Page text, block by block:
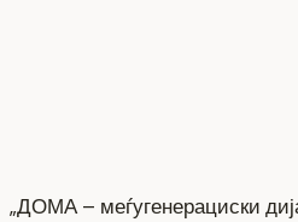
„ДОМА – меѓугенерациски